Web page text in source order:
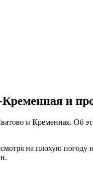
и
и Кременная. Об
на плохую погоду